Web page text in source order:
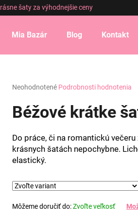
šaty za výhodnejšie ceny
Mia Bazár Blog Kontakt
Priemerné
produktu
je
5
hviezdičiek.
Neohodnotené Podrobnosti hodnotenia
Béžové krátke
Do práce, či na romantickú
krásnych šatách nepochybne.
elastický.
Môžeme doručiť do:Zvoľte veľkosť
HĽADAŤ